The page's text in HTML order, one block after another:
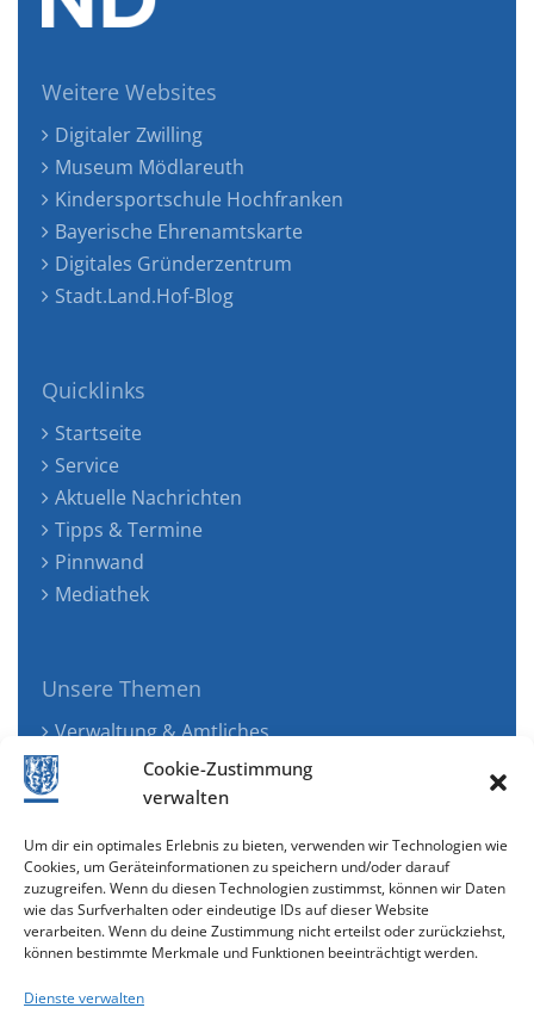
Cookie-Zustimmung
verwalten
Um dir ein optimales Erlebnis zu bieten, verwenden wir Technologien wie
Cookies, um Geräteinformationen zu speichern und/oder darauf
zuzugreifen. Wenn du diesen Technologien zustimmst, können wir Daten
wie das Surfverhalten oder eindeutige IDs auf dieser Website
verarbeiten. Wenn du deine Zustimmung nicht erteilst oder zurückziehst,
können bestimmte Merkmale und Funktionen beeinträchtigt werden.
Dienste verwalten
Weitere Websites
Digitaler Zwilling
Museum Mödlareuth
Kindersportschule Hochfranken
Bayerische Ehrenamtskarte
Digitales Gründerzentrum
Stadt.Land.Hof-Blog
Quicklinks
Startseite
Service
Aktuelle Nachrichten
Tipps & Termine
Pinnwand
Mediathek
Unsere Themen
Verwaltung & Amtliches
Jugend, Familie & Gesundheit
Tourismus, Freizeit & Ökologie
Wirtschaft & Verkehr
Senioren & Inklusion